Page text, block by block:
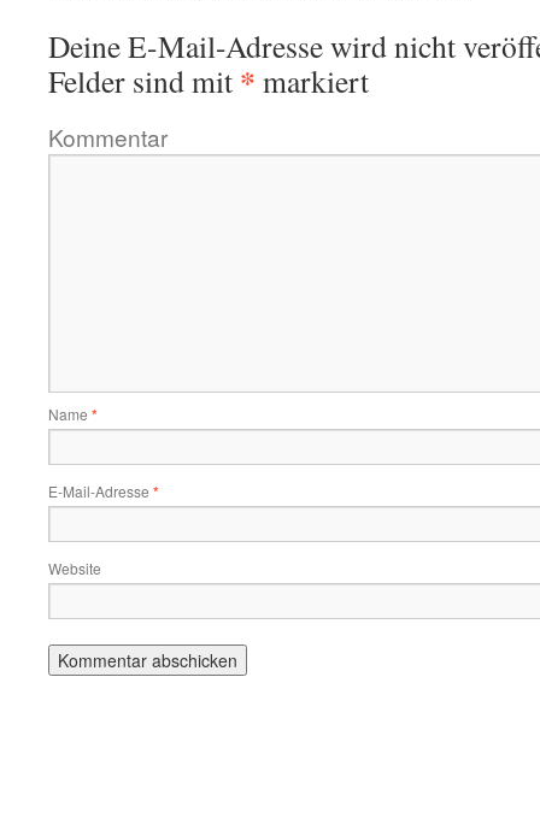
Deine E-Mail-Adresse wird nicht
Felder sind mit * markiert
Kommentar
Name *
E-Mail-Adresse *
Website